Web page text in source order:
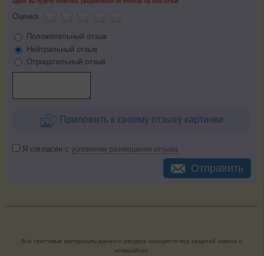
адрес вы будете получать уведомления об ответах на Ваш отзыв.
Оценка
Положительный отзыв
Нейтральный отзыв
Отрицательный отзыв
Приложить к своему отзыву картинки
Я согласен с условиями размещения отзыва
Отправить
Все текстовые материалы данного ресурса находятся под защитой закона о
копирайтах.